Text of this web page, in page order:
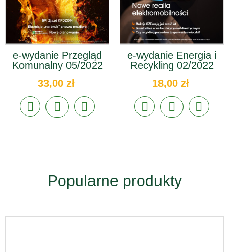
e-wydanie Przegląd
Komunalny 05/2022
33,00 zł
e-wydanie Energia i
Recykling 02/2022
18,00 zł
Popularne produkty